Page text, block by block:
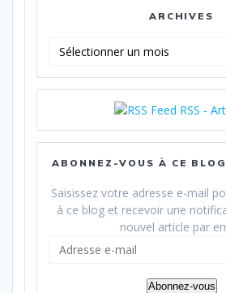
ARCHIVES
RSS -
ABONNEZ-VOUS À CE
Saisissez votre adresse e-mail
à ce blog et recevoir une
nouvel article par
mail
Abonnez-vous